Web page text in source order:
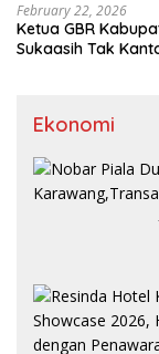
February 22, 2026
Ketua GBR
Sukaasih Tak
Ekonomi